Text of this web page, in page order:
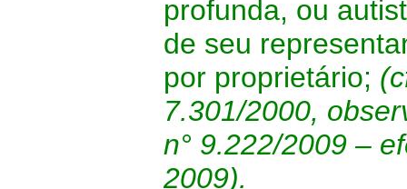
profunda, ou
de seu
por proprietário;
7.301/2000,
n° 9.222/2009 –
2009).